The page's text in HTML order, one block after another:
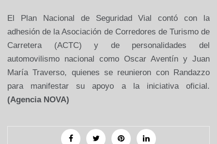
El Plan Nacional de Seguridad Vial contó con la
adhesión de la Asociación de Corredores de Turismo de
Carretera (ACTC) y de personalidades del
automovilismo nacional como Oscar Aventín y Juan
María Traverso, quienes se reunieron con Randazzo
para manifestar su apoyo a la iniciativa oficial.
(Agencia NOVA)